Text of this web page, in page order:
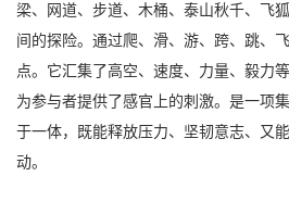
梁、网道、步道、木桶、泰山秋千、飞
间的探险。通过爬、滑、游、跨、跳、
点。它汇集了高空、速度、力量、毅力
为参与者提供了感官上的刺激。是一项
于一体，既能释放压力、坚韧意志、又
动。